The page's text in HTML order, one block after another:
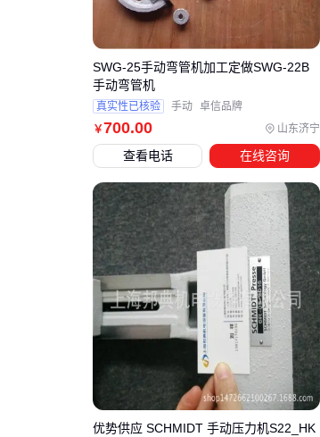
￥700.00 山东济宁
SWG-25手动弯管机加工定做SWG-22B
手动弯管机
真实性已核验 手动 卓信品牌
查看电话 在线咨询
优势供应 SCHMIDT 手动压力机S22_HK